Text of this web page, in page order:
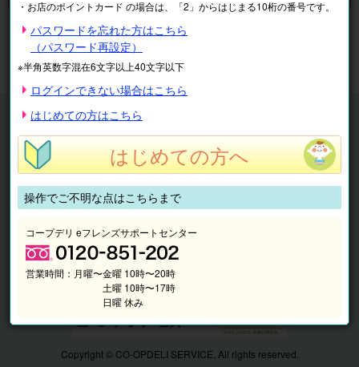
マイページ 注文履歴
抽選結果
請求内容
チケット
くらしのサービス
このサイトの使い方
マイページ
Copyright © CO-OPDELI SERVICE. All rights reserved.
・お店のポイントカード の場合は、「2」からはじまる10桁の番号です。
パスワードを忘れた方はこちら
（パスワード再設定）
※半角英数字混在6文字以上40文字以下
ログインできない場合はこちら
はじめての方はこちら
はじめての方へ
操作でご不明な点はこちらまで
コープデリ eフレンズサポートセンター
営業時間： 月曜〜金曜 10時〜20時
土曜 10時〜17時
日曜 休み